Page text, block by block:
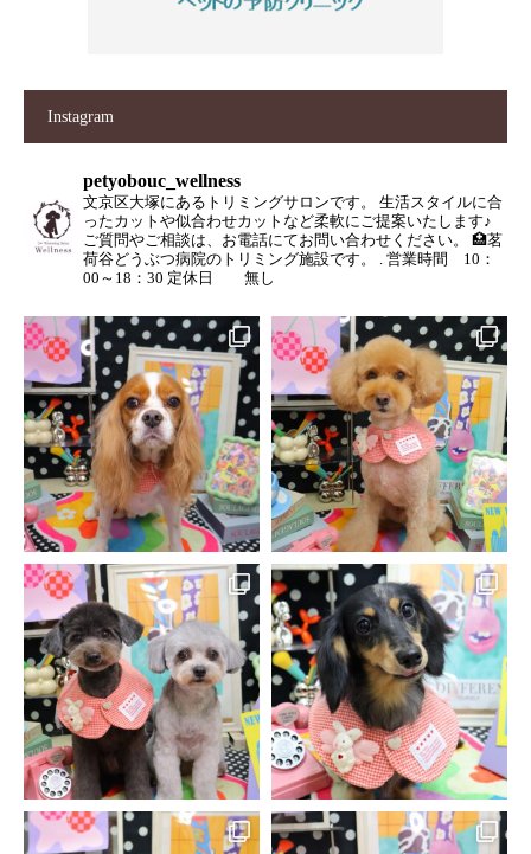
Instagram
petyobouc_wellness
文京区大塚にあるトリミングサロンです。
生活スタイルに合
ったカットや似合わせカットなど柔軟にご提案いたします♪
ご質問やご相談は、お電話にてお問い合わせください。
🏥茗
荷谷どうぶつ病院のトリミング施設です。
営業時間 10：
00～18：30 定休日 無し